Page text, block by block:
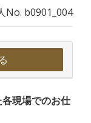
No. b0901_004
現場でのお仕